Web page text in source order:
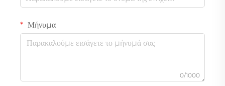
Μήνυμα
0/1000